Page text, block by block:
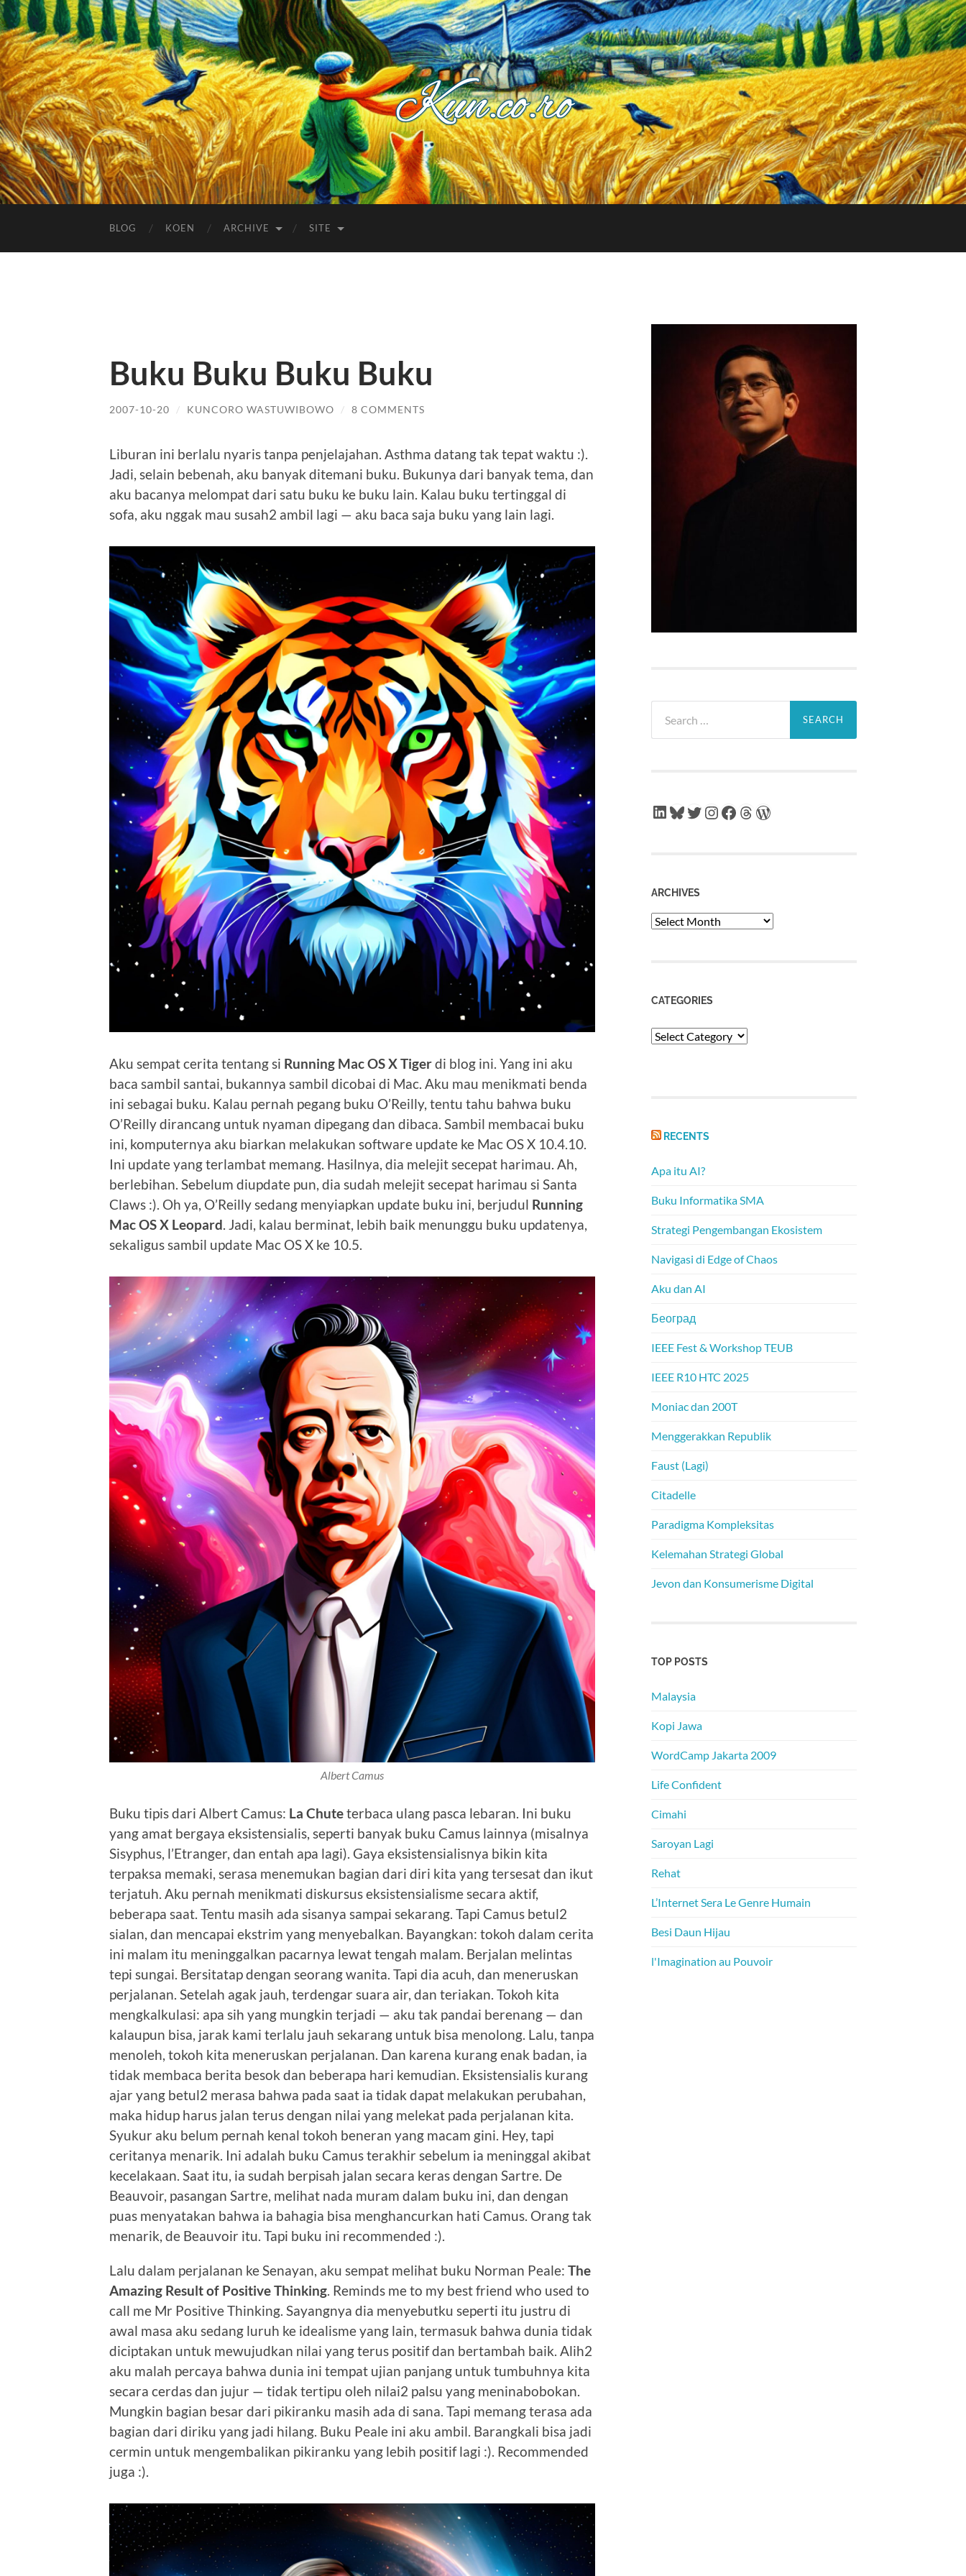
Kuncoro++
BLOG KOEN ARCHIVE SITE
Buku Buku Buku Buku
2007-10-20 / KUNCORO WASTUWIBOWO / 8 COMMENTS
Liburan ini berlalu nyaris tanpa penjelajahan. Asthma datang tak tepat waktu :).
Jadi, selain bebenah, aku banyak ditemani buku. Bukunya dari banyak tema, dan
aku bacanya melompat dari satu buku ke buku lain. Kalau buku tertinggal di
sofa, aku nggak mau susah2 ambil lagi — aku baca saja buku yang lain lagi.
Aku sempat cerita tentang si Running Mac OS X Tigerdi blog ini. Yang ini aku
baca sambil santai, bukannya sambil dicobai di Mac. Aku mau menikmati benda
ini sebagai buku. Kalau pernah pegang buku O’Reilly, tentu tahu bahwa buku
O’Reilly dirancang untuk nyaman dipegang dan dibaca. Sambil membacai buku
ini, komputernya aku biarkan melakukan software update ke Mac OS X 10.4.10.
Ini update yang terlambat memang. Hasilnya, dia melejit secepat harimau. Ah,
berlebihan. Sebelum diupdate pun, dia sudah melejit secepat harimau si Santa
Claws :). Oh ya, O’Reilly sedang menyiapkan update buku ini, berjudul Running
Mac OS X Leopard. Jadi, kalau berminat, lebih baik menunggu buku updatenya,
sekaligus sambil update Mac OS X ke 10.5.
Albert Camus
Buku tipis dari Albert Camus: La Chuteterbaca ulang pasca lebaran. Ini buku
yang amat bergaya eksistensialis, seperti banyak buku Camus lainnya (misalnya
Sisyphus, l’Etranger, dan entah apa lagi). Gaya eksistensialisnya bikin kita
terpaksa memaki, serasa menemukan bagian dari diri kita yang tersesat dan ikut
terjatuh. Aku pernah menikmati diskursus eksistensialisme secara aktif,
beberapa saat. Tentu masih ada sisanya sampai sekarang. Tapi Camus betul2
sialan, dan mencapai ekstrim yang menyebalkan. Bayangkan: tokoh dalam cerita
ini malam itu meninggalkan pacarnya lewat tengah malam. Berjalan melintas
tepi sungai. Bersitatap dengan seorang wanita. Tapi dia acuh, dan meneruskan
perjalanan. Setelah agak jauh, terdengar suara air, dan teriakan. Tokoh kita
mengkalkulasi: apa sih yang mungkin terjadi — aku tak pandai berenang — dan
kalaupun bisa, jarak kami terlalu jauh sekarang untuk bisa menolong. Lalu, tanpa
menoleh, tokoh kita meneruskan perjalanan. Dan karena kurang enak badan, ia
tidak membaca berita besok dan beberapa hari kemudian. Eksistensialis kurang
ajar yang betul2 merasa bahwa pada saat ia tidak dapat melakukan perubahan,
maka hidup harus jalan terus dengan nilai yang melekat pada perjalanan kita.
Syukur aku belum pernah kenal tokoh beneran yang macam gini. Hey, tapi
ceritanya menarik. Ini adalah buku Camus terakhir sebelum ia meninggal akibat
kecelakaan. Saat itu, ia sudah berpisah jalan secara keras dengan Sartre. De
Beauvoir, pasangan Sartre, melihat nada muram dalam buku ini, dan dengan
puas menyatakan bahwa ia bahagia bisa menghancurkan hati Camus. Orang tak
menarik, de Beauvoir itu. Tapi buku ini recommended :).
Lalu dalam perjalanan ke Senayan, aku sempat melihat buku Norman Peale: The
Amazing Result of Positive Thinking. Reminds me to my best friend who used to
call me Mr Positive Thinking. Sayangnya dia menyebutku seperti itu justru di
awal masa aku sedang luruh ke idealisme yang lain, termasuk bahwa dunia tidak
diciptakan untuk mewujudkan nilai yang terus positif dan bertambah baik. Alih2
aku malah percaya bahwa dunia ini tempat ujian panjang untuk tumbuhnya kita
secara cerdas dan jujur — tidak tertipu oleh nilai2 palsu yang meninabobokan.
Mungkin bagian besar dari pikiranku masih ada di sana. Tapi memang terasa ada
bagian dari diriku yang jadi hilang. Buku Peale ini aku ambil. Barangkali bisa jadi
cermin untuk mengembalikan pikiranku yang lebih positif lagi :). Recommended
juga :).
for:
LinkedIn
Bluesky
Twitter
Instagram
Facebook
Threads
WordPress
ARCHIVES
Archives
CATEGORIES
Categories
RECENTS
Apa itu AI?
Buku Informatika SMA
Strategi Pengembangan Ekosistem
Navigasi di Edge of Chaos
Aku dan AI
Београд
IEEE Fest & Workshop TEUB
IEEE R10 HTC 2025
Moniac dan 200T
Menggerakkan Republik
Faust (Lagi)
Citadelle
Paradigma Kompleksitas
Kelemahan Strategi Global
Jevon dan Konsumerisme Digital
TOP POSTS
Malaysia
Kopi Jawa
WordCamp Jakarta 2009
Life Confident
Cimahi
Saroyan Lagi
Rehat
L’Internet Sera Le Genre Humain
Besi Daun Hijau
l'Imagination au Pouvoir